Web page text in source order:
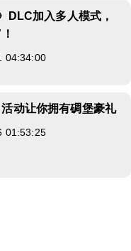
DLC加入多人模式，
04:34:00
动让你拥有碉堡豪礼
01:53:25